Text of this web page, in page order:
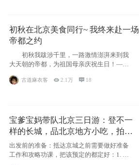
初秋在北京美食同行~ 我终来赴一场
帝都之约
初秋我跋涉千里，一路激情澎湃来到我
大天朝的帝都，为祖国母亲庆祝生日！——
古道麻衣客 2.1万  18
宝爹宝妈带队北京三日游：登不一
样的长城，品北京地方小吃，拍盘
古七星夜景！
出发前的准备：抵达京城之前需要做好准备
工作和攻略功课，把该预定的都定好：1. 酒